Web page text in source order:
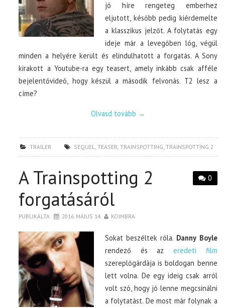
jó híre rengeteg emberhez
eljutott, később pedig kiérdemelte
a klasszikus jelzőt. A folytatás egy
ideje már a levegőben lóg, végül
minden a helyére került és elindulhatott a forgatás. A Sony
kirakott a Youtube-ra egy teasert, amely inkább csak afféle
bejelentővideó, hogy készül a második felvonás. T2 lesz a
címe?
Olvasd tovább →
TRAILER SEQUEL,TEASER,TRAINSPOTTING,TRAINSPOTTING 2
0
A Trainspotting 2
forgatásáról
PUBLIKÁLTA 2016. MÁJUS 14. KOIMBRA
Sokat beszéltek róla. Danny Boyle
rendező és az eredeti film
szereplőgárdája is boldogan benne
lett volna. De egy ideig csak arról
volt szó, hogy jó lenne megcsinálni
a folytatást. De most már folynak a